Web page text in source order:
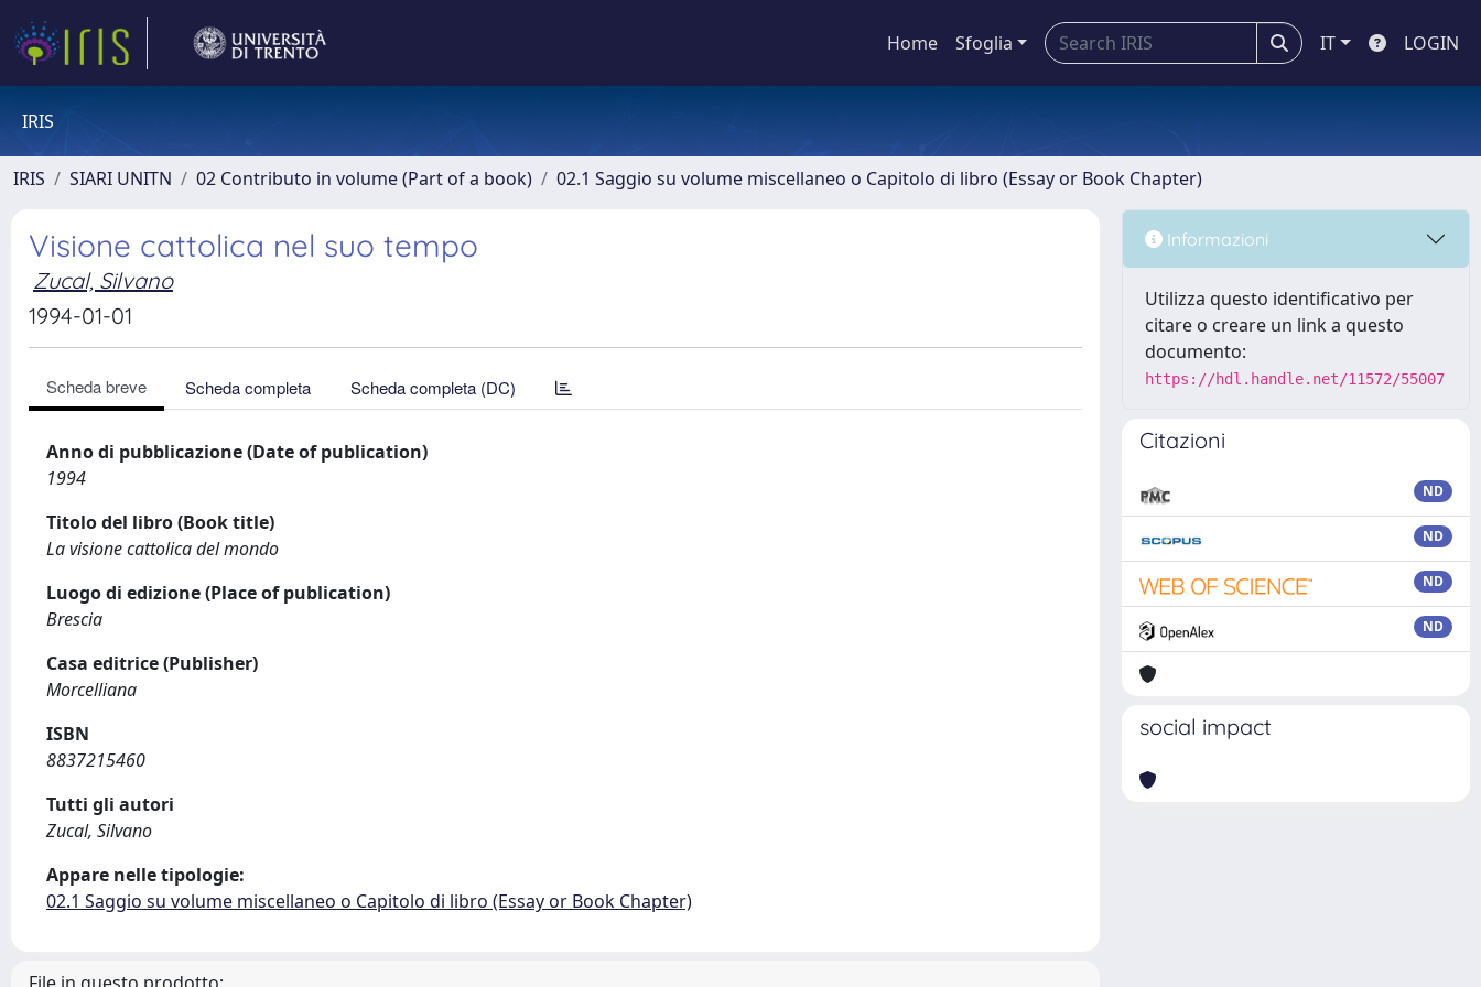
Home Sfoglia IT LOGIN
IRIS
IRIS SIARI UNITN 02 Contributo in volume (Part of a book) 02.1 Saggio su volume miscellaneo o Capitolo di libro (Essay or Book Chapter)
Visione cattolica nel suo tempo
Zucal, Silvano
1994-01-01
Scheda breve Scheda completa Scheda completa (DC)
Anno di pubblicazione (Date of publication)
1994
Titolo del libro (Book title)
La visione cattolica del mondo
Luogo di edizione (Place of publication)
Brescia
Casa editrice (Publisher)
Morcelliana
ISBN
8837215460
Tutti gli autori
Zucal, Silvano
Appare nelle tipologie:
02.1 Saggio su volume miscellaneo o Capitolo di libro (Essay or Book Chapter)
Informazioni
Utilizza questo identificativo per
citare o creare un link a questo
documento:
https://hdl.handle.net/11572/55007
Citazioni
ND
ND
ND
ND
social impact